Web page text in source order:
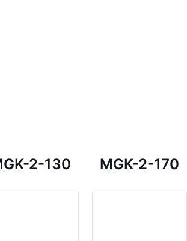
2-130 MGK-2-170